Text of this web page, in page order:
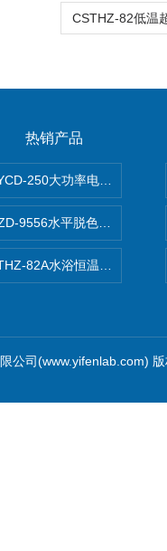
热销产品
250大功率电动搅拌器/
9556水平脱色摇床/振荡器
82A水浴恒温振荡器/恒
公司(www.yifenlab.com)